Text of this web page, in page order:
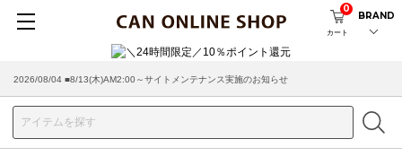
カート
0
BRAND
2026/08/04 ■8/13(木)AM2:00～サイトメンテナンス実施のお知らせ